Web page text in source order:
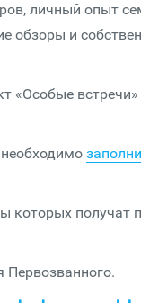
личный опыт
обзоры и
«Особые встречи»
которых получат